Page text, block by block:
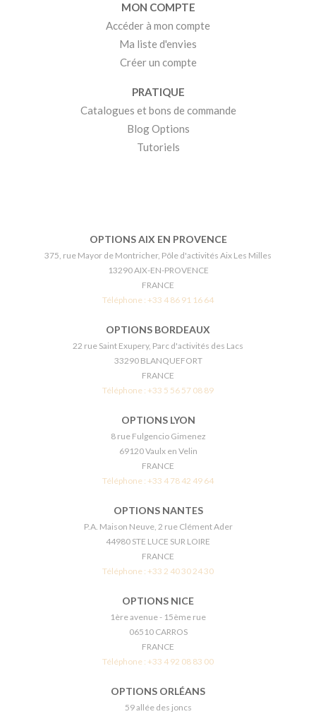
MON COMPTE
Accéder à mon compte
Ma liste d'envies
Créer un compte
PRATIQUE
Catalogues et bons de commande
Blog Options
Tutoriels
OPTIONS AIX EN PROVENCE
375, rue Mayor de Montricher, Pôle d'activités Aix Les Milles
13290 AIX-EN-PROVENCE
FRANCE
Téléphone : +33 4 86 91 16 64
OPTIONS BORDEAUX
22 rue Saint Exupery, Parc d'activités des Lacs
33290 BLANQUEFORT
FRANCE
Téléphone : +33 5 56 57 08 89
OPTIONS LYON
8 rue Fulgencio Gimenez
69120 Vaulx en Velin
FRANCE
Téléphone : +33 4 78 42 49 64
OPTIONS NANTES
P.A. Maison Neuve, 2 rue Clément Ader
44980 STE LUCE SUR LOIRE
FRANCE
Téléphone : +33 2 40 30 24 30
OPTIONS NICE
1ère avenue - 15ème rue
06510 CARROS
FRANCE
Téléphone : +33 4 92 08 83 00
OPTIONS ORLÉANS
59 allée des joncs